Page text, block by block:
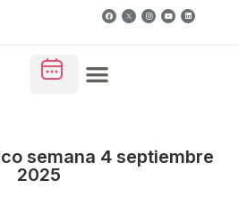
semana 4 septiembre
2025